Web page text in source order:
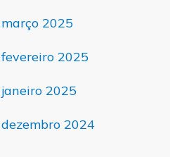
março 2025
fevereiro 2025
janeiro 2025
dezembro 2024